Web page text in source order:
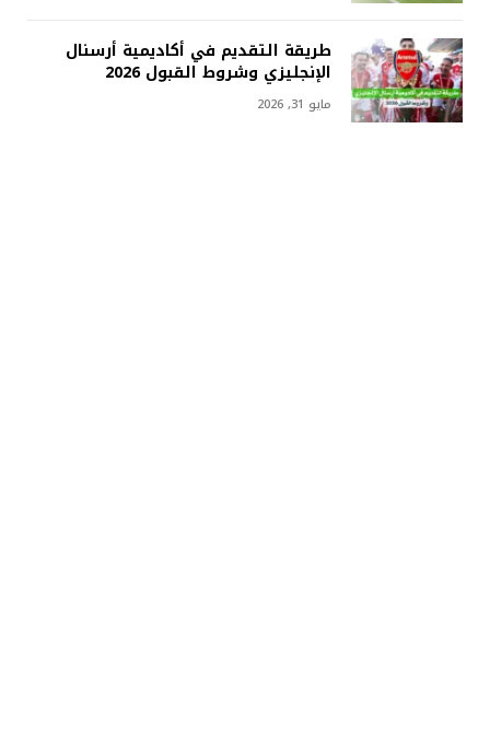
طريقة التقديم في أكاديمية أرسنال
الإنجليزي وشروط القبول 2026
مايو 31, 2026